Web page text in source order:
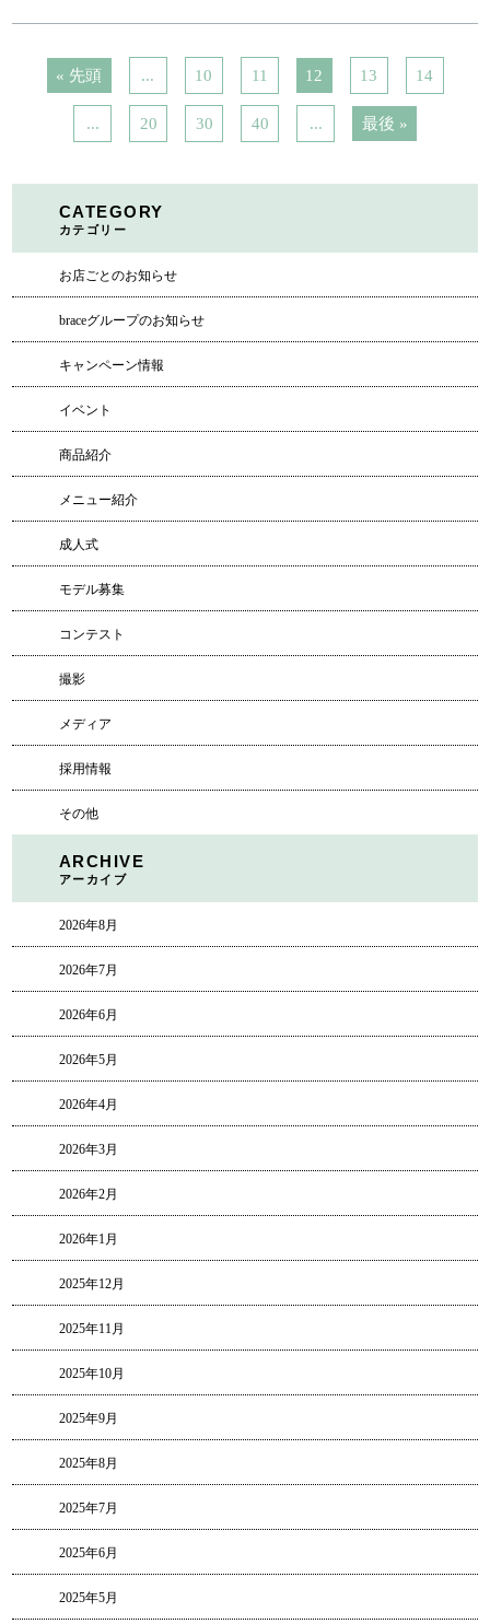
« 先頭 ... 10 11 12 13 14
... 20 30 40 ... 最後 »
CATEGORY
カテゴリー
お店ごとのお知らせ
braceグループのお知らせ
キャンペーン情報
イベント
商品紹介
メニュー紹介
成人式
モデル募集
コンテスト
撮影
メディア
採用情報
その他
ARCHIVE
アーカイブ
2026年8月
2026年7月
2026年6月
2026年5月
2026年4月
2026年3月
2026年2月
2026年1月
2025年12月
2025年11月
2025年10月
2025年9月
2025年8月
2025年7月
2025年6月
2025年5月